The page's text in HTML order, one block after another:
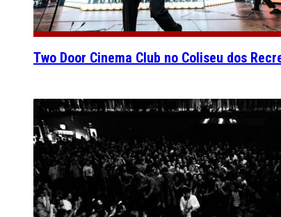
Two Door Cinema Club no Coliseu dos